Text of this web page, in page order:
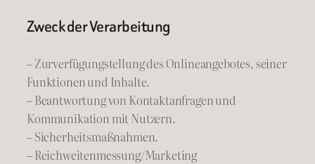
Zweck der Verarbeitung
– Zurverfügungstellung des Onlineangebotes, seiner
Funktionen und Inhalte.
– Beantwortung von Kontaktanfragen und
Kommunikation mit Nutzern.
– Sicherheitsmaßnahmen.
– Reichweitenmessung/Marketing